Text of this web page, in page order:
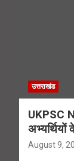
उत्तराखंड
UKPSC
August 9,